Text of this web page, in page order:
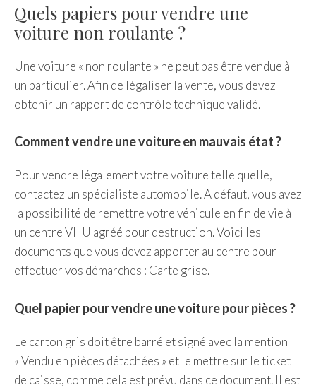
Quels papiers pour vendre une
voiture non roulante ?
Une voiture « non roulante » ne peut pas être vendue à
un particulier. Afin de légaliser la vente, vous devez
obtenir un rapport de contrôle technique validé.
Comment vendre une voiture en mauvais état ?
Pour vendre légalement votre voiture telle quelle,
contactez un spécialiste automobile. A défaut, vous avez
la possibilité de remettre votre véhicule en fin de vie à
un centre VHU agréé pour destruction. Voici les
documents que vous devez apporter au centre pour
effectuer vos démarches : Carte grise.
Quel papier pour vendre une voiture pour pièces ?
Le carton gris doit être barré et signé avec la mention
« Vendu en pièces détachées » et le mettre sur le ticket
de caisse, comme cela est prévu dans ce document. Il est